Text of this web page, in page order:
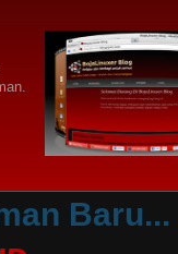
Baru...